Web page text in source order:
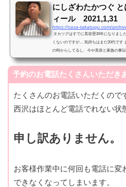
にしざわたかつぐ
ィール 2021,1,31
https://casa-takatugu.com/
タカツグはすでに美容歴30年になりまし
くないのですが… 気持ちはまだ20代です
の時からしてるし、今や美容と家族の事
は駆け出しです ...
予約のお電話たくさんいただき
たくさんのお電話いただくので
西沢はほとんど電話でれない状
申し訳ありません。
お客様作業中に何回も電話に変
できなくなってしまいます。